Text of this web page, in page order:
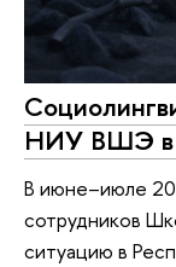
НИУ ВШЭ в
В июне–июле
сотрудников
ситуацию в